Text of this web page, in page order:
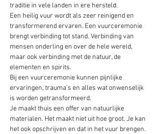
traditie in vele landen in ere hersteld.
Een heilig vuur wordt als zeer reinigend en
transformerend ervaren. Een vuurceremonie
brengt verbinding tot stand. Verbinding van
mensen onderling en over de hele wereld,
maar ook verbinding met de natuur, de
elementen en spirits.
Bij een vuurceremonie kunnen pijnlijke
ervaringen, trauma’s en alles wat onwenselijk
is worden getransformeerd.
Je maakt thuis een offer van natuurlijke
materialen. Het maakt niet uit hoe groot. Je kan
het ook opschrijven en dat in het vuur brengen.